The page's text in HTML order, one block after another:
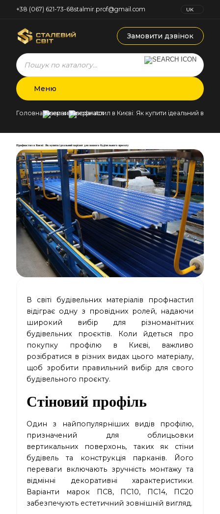
+38 (067) 621-73-68stalmir.prof@gmail.com
UK
Замовити дзвінок
Products
search
Меню
Головна Новини Профнастил в Києві: Як купити ідеальний
Профнастил в Києві: Як купити ідеальний варіант для вашого будівельного проєкту
В світі будівельних матеріалів профнастил
відіграє одну з провідних ролей, надаючи
широкий вибір для різноманітних
будівельних проєктів. Коли йдеться про
покупку профілю в Києві, важливо
розібратися в різних видах цього матеріалу,
щоб зробити правильний вибір для свого
будівельного проєкту.
Стіновий профіль
Один з найпопулярніших видів профілю,
призначений для облицьовки
вертикальних поверхонь, таких як стіни
будівель та конструкція парканів. Його
переваги включають зручність монтажу та
відмінні декоративні характеристики.
Варіанти марок ПС8, ПС10, ПС14, ПС20
забезпечують естетичний зовнішній вигляд.